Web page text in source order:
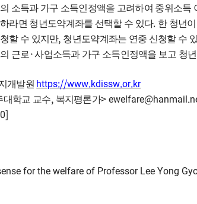
소득과 가구 소득인정액을 고려하여 중위소
라면 청년도약계좌를 선택할 수 있다. 한 청년
할 수 있지만, 청년도약계좌는 연중 신청할 수
근로 ·사업소득과 가구 소득인정액을 보고 청
개발원 https://www.kdissw.or.kr
대학교 교수, 복지평론가>
for the welfare of Professor Lee Yong